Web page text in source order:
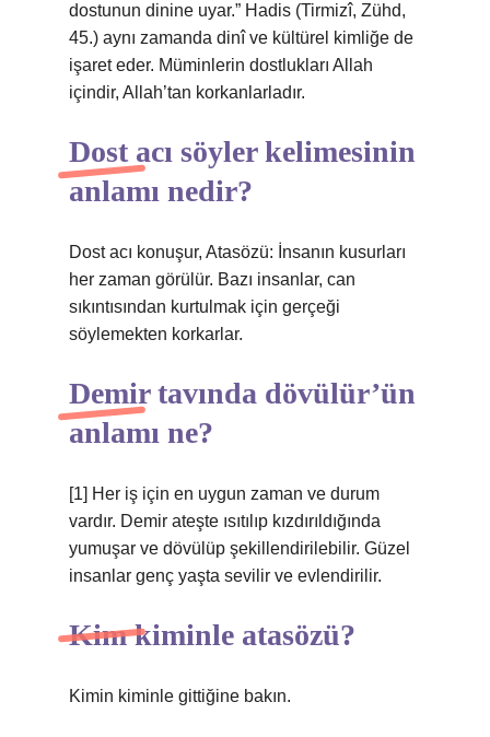
dostunun dinine uyar.” Hadis (Tirmizî, Zühd,
45.) aynı zamanda dinî ve kültürel kimliğe de
işaret eder. Müminlerin dostlukları Allah
içindir, Allah’tan korkanlarladır.
Dost acı söyler kelimesinin
anlamı nedir?
Dost acı konuşur, Atasözü: İnsanın kusurları
her zaman görülür. Bazı insanlar, can
sıkıntısından kurtulmak için gerçeği
söylemekten korkarlar.
Demir tavında dövülür’ün
anlamı ne?
[1] Her iş için en uygun zaman ve durum
vardır. Demir ateşte ısıtılıp kızdırıldığında
yumuşar ve dövülüp şekillendirilebilir. Güzel
insanlar genç yaşta sevilir ve evlendirilir.
Kim kiminle atasözü?
Kimin kiminle gittiğine bakın.